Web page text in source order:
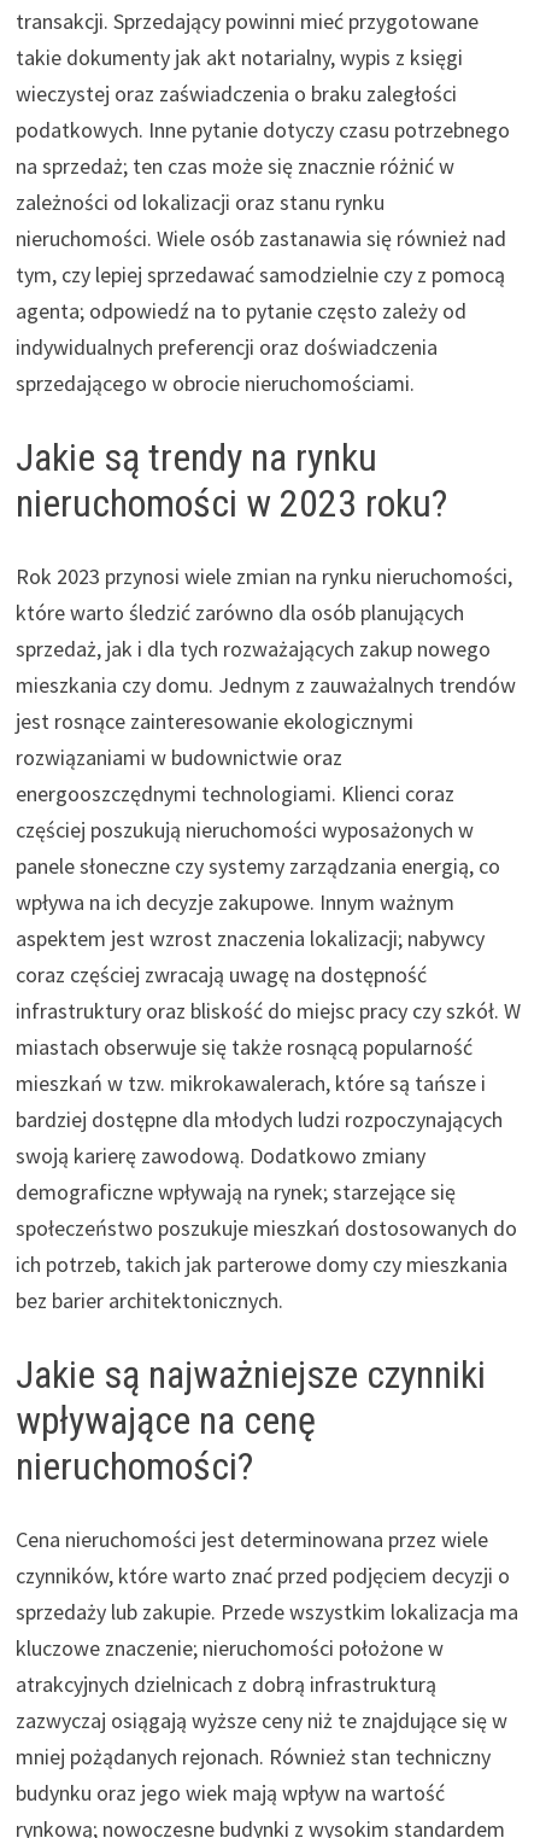
transakcji. Sprzedający powinni mieć przygotowane
takie dokumenty jak akt notarialny, wypis z księgi
wieczystej oraz zaświadczenia o braku zaległości
podatkowych. Inne pytanie dotyczy czasu potrzebnego
na sprzedaż; ten czas może się znacznie różnić w
zależności od lokalizacji oraz stanu rynku
nieruchomości. Wiele osób zastanawia się również nad
tym, czy lepiej sprzedawać samodzielnie czy z pomocą
agenta; odpowiedź na to pytanie często zależy od
indywidualnych preferencji oraz doświadczenia
sprzedającego w obrocie nieruchomościami.
Jakie są trendy na rynku
nieruchomości w 2023 roku?
Rok 2023 przynosi wiele zmian na rynku nieruchomości,
które warto śledzić zarówno dla osób planujących
sprzedaż, jak i dla tych rozważających zakup nowego
mieszkania czy domu. Jednym z zauważalnych trendów
jest rosnące zainteresowanie ekologicznymi
rozwiązaniami w budownictwie oraz
energooszczędnymi technologiami. Klienci coraz
częściej poszukują nieruchomości wyposażonych w
panele słoneczne czy systemy zarządzania energią, co
wpływa na ich decyzje zakupowe. Innym ważnym
aspektem jest wzrost znaczenia lokalizacji; nabywcy
coraz częściej zwracają uwagę na dostępność
infrastruktury oraz bliskość do miejsc pracy czy szkół. W
miastach obserwuje się także rosnącą popularność
mieszkań w tzw. mikrokawalerach, które są tańsze i
bardziej dostępne dla młodych ludzi rozpoczynających
swoją karierę zawodową. Dodatkowo zmiany
demograficzne wpływają na rynek; starzejące się
społeczeństwo poszukuje mieszkań dostosowanych do
ich potrzeb, takich jak parterowe domy czy mieszkania
bez barier architektonicznych.
Jakie są najważniejsze czynniki
wpływające na cenę
nieruchomości?
Cena nieruchomości jest determinowana przez wiele
czynników, które warto znać przed podjęciem decyzji o
sprzedaży lub zakupie. Przede wszystkim lokalizacja ma
kluczowe znaczenie; nieruchomości położone w
atrakcyjnych dzielnicach z dobrą infrastrukturą
zazwyczaj osiągają wyższe ceny niż te znajdujące się w
mniej pożądanych rejonach. Również stan techniczny
budynku oraz jego wiek mają wpływ na wartość
rynkową; nowoczesne budynki z wysokim standardem